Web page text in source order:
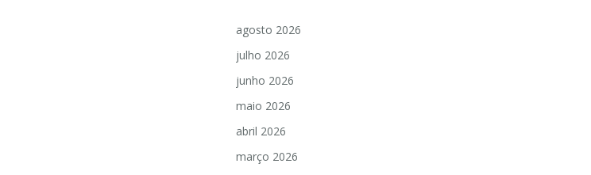
agosto 2026
julho 2026
junho 2026
maio 2026
abril 2026
março 2026